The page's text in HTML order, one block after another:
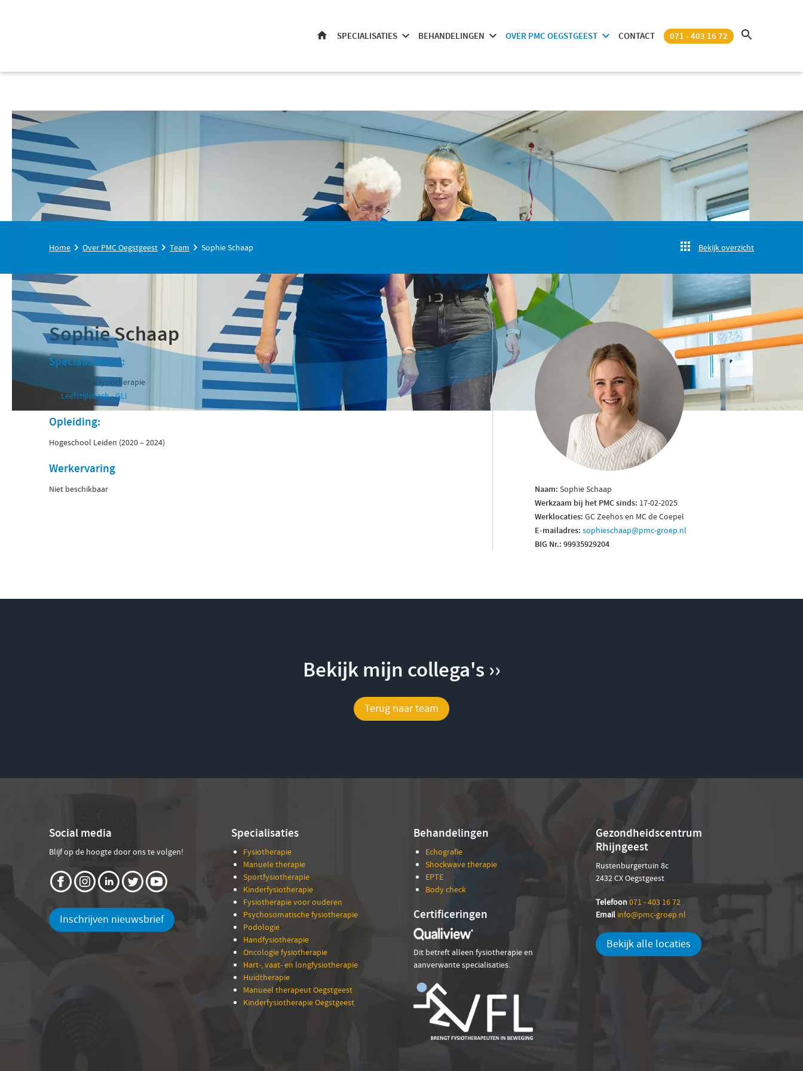
HOME
SPECIALISATIES BEHANDELINGEN OVER PMC OEGSTGEEST CONTACT 071 - 403 16 72
Home Over PMC Oegstgeest Team Sophie Schaap Bekijk overzicht
Sophie Schaap
Specialisme(n):
Algemene fysiotherapie
Leefstijlcoach - GLI
Opleiding:
Hogeschool Leiden (2020 – 2024)
Werkervaring
Niet beschikbaar Naam: Sophie Schaap
Werkzaam bij het PMC sinds: 17-02-2025
Werklocaties: GC Zeehos en MC de Coepel
E-mailadres:sophieschaap@pmc-groep.nl
BIG Nr.: 99935929204
Bekijk mijn collega's ››
Terug naar team
Social media
Blijf op de hoogte door ons te volgen!
Inschrijven nieuwsbrief
Specialisaties
Fysiotherapie
Manuele therapie
Sportfysiotherapie
Kinderfysiotherapie
Fysiotherapie voor ouderen
Psychosomatische fysiotherapie
Podologie
Handfysiotherapie
Oncologie fysiotherapie
Hart-, vaat- en longfysiotherapie
Huidtherapie
Manueel therapeut Oegstgeest
Kinderfysiotherapie Oegstgeest
Behandelingen
Echografie
Shockwave therapie
EPTE
Body check
Certificeringen
Dit betreft alleen fysiotherapie en
aanverwante specialisaties.
Gezondheidscentrum
Rhijngeest
Rustenburgertuin 8c
2432 CX Oegstgeest
Telefoon071 - 403 16 72
Email info@pmc-groep.nl
Bekijk alle locaties